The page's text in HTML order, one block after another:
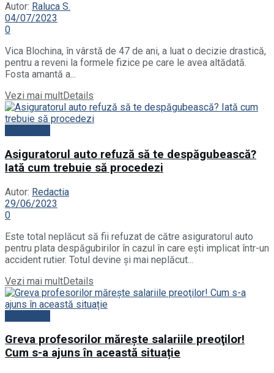
Autor: Raluca S.
04/07/2023
0
Vica Blochina, în vârstă de 47 de ani, a luat o decizie drastică,
pentru a reveni la formele fizice pe care le avea altădată.
Fosta amantă a...
Vezi mai multDetails
Asiguratorul auto refuză să te despăgubească?
Iată cum trebuie să procedezi
Autor: Redactia
29/06/2023
0
Este total neplăcut să fii refuzat de către asiguratorul auto
pentru plata despăgubirilor în cazul în care ești implicat într-un
accident rutier. Totul devine și mai neplăcut...
Vezi mai multDetails
Greva profesorilor măreşte salariile preoţilor!
Cum s-a ajuns în această situație